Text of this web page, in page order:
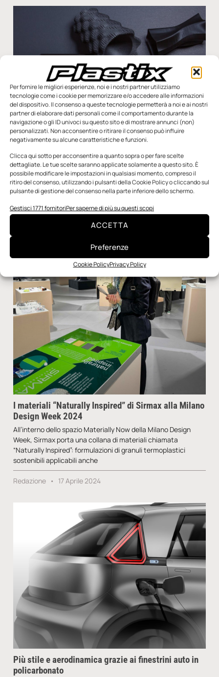
Per fornire le migliori esperienze, noi e i nostri partner utilizziamo
tecnologie come i cookie per memorizzare e/o accedere alle informazioni
del dispositivo. Il consenso a queste tecnologie permetterà a noi e ai nostri
partner di elaborare dati personali come il comportamento durante la
navigazione o gli ID univoci su questo sito e di mostrare annunci (non)
personalizzati. Non acconsentire o ritirare il consenso può influire
negativamente su alcune caratteristiche e funzioni.
Clicca qui sotto per acconsentire a quanto sopra o per fare scelte
dettagliate. Le tue scelte saranno applicate solamente a questo sito. È
possibile modificare le impostazioni in qualsiasi momento, compreso il
ritiro del consenso, utilizzando i pulsanti della Cookie Policy o cliccando sul
pulsante di gestione del consenso nella parte inferiore dello schermo.
Gestisci 1771 fornitoriPer saperne di più su questi scopi
ACCETTA
Preferenze
Cookie PolicyPrivacy Policy
contenuto sponsorizzato
Grafe vede nero… perfettamente nero!
Lo specialista dei masterbatch offre la colorazione ideale per
ogni materiale plastico Impiegato per beni di consumo,
cosmetici, articoli di lusso o prodotti industriali, il
7 Maggio 2024
I materiali “Naturally Inspired” di Sirmax alla Milano
Design Week 2024
All’interno dello spazio Materially Now della Milano Design
Week, Sirmax porta una collana di materiali chiamata
“Naturally Inspired”: formulazioni di granuli termoplastici
sostenibili applicabili anche
Redazione 17 Aprile 2024
Più stile e aerodinamica grazie ai finestrini auto in
policarbonato